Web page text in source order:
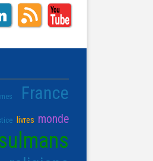
France
livres monde